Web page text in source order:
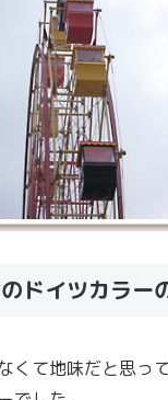
ドイツカラー
くて地味だと思っ